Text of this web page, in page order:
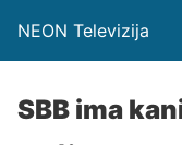
NEON Televizija
SBB ima